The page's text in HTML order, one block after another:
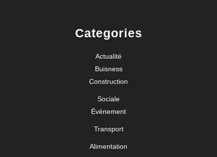
Categories
Actualité
Buisness
Construction
Sociale
Événement
Transport
Alimentation